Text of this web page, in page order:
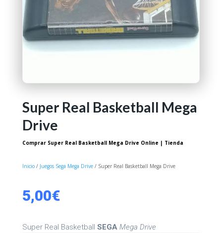
Super Real Basketball Mega
Drive
Comprar Super Real Basketball Mega Drive Online | Tienda
Inicio/ Juegos Sega Mega Drive/ Super Real Basketball Mega Drive
5,00€
Super Real Basketball SEGA Mega Drive